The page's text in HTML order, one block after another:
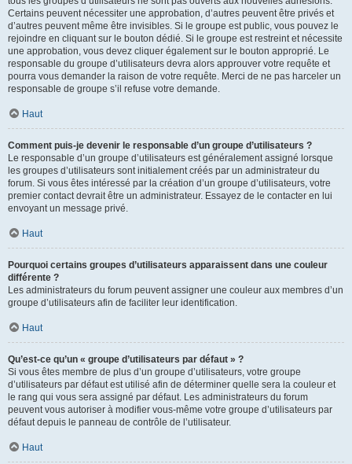
Certains peuvent nécessiter une approbation, d’autres peuvent être privés et
d’autres peuvent même être invisibles. Si le groupe est public, vous pouvez le
rejoindre en cliquant sur le bouton dédié. Si le groupe est restreint et nécessite
une approbation, vous devez cliquer également sur le bouton approprié. Le
responsable du groupe d’utilisateurs devra alors approuver votre requête et
pourra vous demander la raison de votre requête. Merci de ne pas harceler un
responsable de groupe s’il refuse votre demande.
Haut
Comment puis-je devenir le responsable d’un groupe d’utilisateurs ?
Le responsable d’un groupe d’utilisateurs est généralement assigné lorsque
les groupes d’utilisateurs sont initialement créés par un administrateur du
forum. Si vous êtes intéressé par la création d’un groupe d’utilisateurs, votre
premier contact devrait être un administrateur. Essayez de le contacter en lui
envoyant un message privé.
Haut
Pourquoi certains groupes d’utilisateurs apparaissent dans une couleur
différente ?
Les administrateurs du forum peuvent assigner une couleur aux membres d’un
groupe d’utilisateurs afin de faciliter leur identification.
Haut
Qu’est-ce qu’un « groupe d’utilisateurs par défaut » ?
Si vous êtes membre de plus d’un groupe d’utilisateurs, votre groupe
d’utilisateurs par défaut est utilisé afin de déterminer quelle sera la couleur et
le rang qui vous sera assigné par défaut. Les administrateurs du forum
peuvent vous autoriser à modifier vous-même votre groupe d’utilisateurs par
défaut depuis le panneau de contrôle de l’utilisateur.
Haut